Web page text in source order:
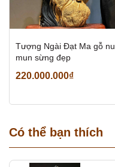
Tượng Ngài Đạt Ma gỗ nu
mun sừng đẹp
220.000.000₫
Có thể bạn thích